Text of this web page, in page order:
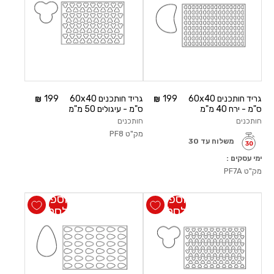
גריד חותכנים 60x40
ס"מ - ירח 40 מ"מ
חותכנים
משלוח עד 30
ימי עסקים :
מק"ט PF7A
199
גריד חותכנים 60x40
ס"מ - עיגולים 50 מ"מ
חותכנים
מק"ט PF8
199
הוספה
לסל
הוספה
לסל